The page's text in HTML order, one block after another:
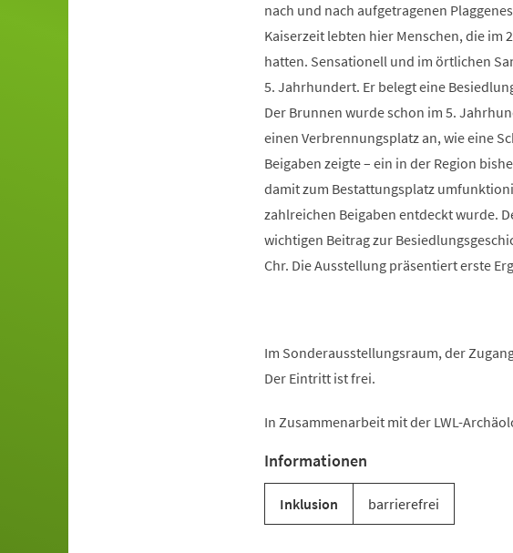
nach und nach aufgetragenen
Kaiserzeit lebten hier Menschen, die im
hatten. Sensationell und im örtlichen
5. Jahrhundert. Er belegt eine
Der Brunnen wurde schon im 5.
einen Verbrennungsplatz an, wie eine
Beigaben zeigte – ein in der Region
damit zum Bestattungsplatz
zahlreichen Beigaben entdeckt wurde.
wichtigen Beitrag zur
Chr. Die Ausstellung präsentiert erste
Im Sonderausstellungsraum, der
Der Eintritt ist frei.
In Zusammenarbeit mit der LWL-
Informationen
Inklusion barrierefrei